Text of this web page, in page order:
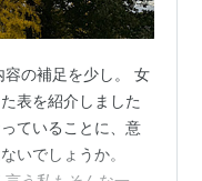
容の補足を少し。 女
表を紹介しました
ていることに、意
いでしょうか。